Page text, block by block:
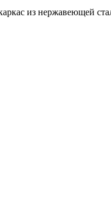
из нержавеющей